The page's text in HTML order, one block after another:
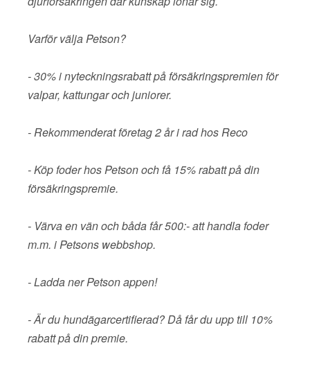
Varför välja Petson?
- 30% i nyteckningsrabatt på försäkringspremien för
valpar, kattungar och juniorer.
- Rekommenderat företag 2 år i rad hos Reco
- Köp foder hos Petson och få 15% rabatt på din
försäkringspremie.
- Värva en vän och båda får 500:- att handla foder
m.m. i Petsons webbshop.
- Ladda ner Petson appen!
- Är du hundägarcertifierad? Då får du upp till 10%
rabatt på din premie.